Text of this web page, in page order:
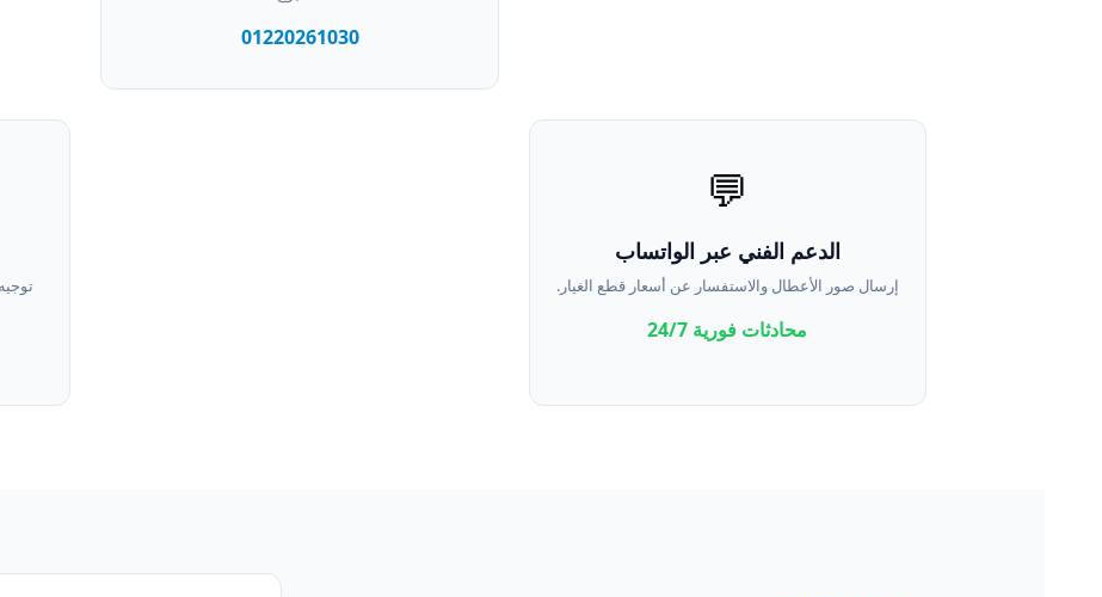
01220261030
💬
الدعم الفني عبر الواتساب
إرسال صور الأعطال والاستفسار عن أسعار قطع الغيار.
محادثات فورية 24/7